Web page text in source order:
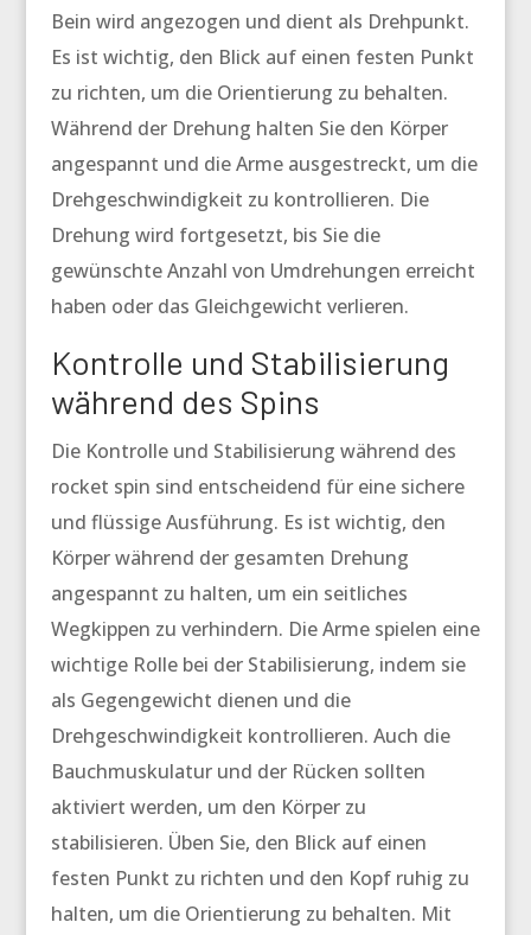
Bein wird angezogen und dient als Drehpunkt.
Es ist wichtig, den Blick auf einen festen Punkt
zu richten, um die Orientierung zu behalten.
Während der Drehung halten Sie den Körper
angespannt und die Arme ausgestreckt, um die
Drehgeschwindigkeit zu kontrollieren. Die
Drehung wird fortgesetzt, bis Sie die
gewünschte Anzahl von Umdrehungen erreicht
haben oder das Gleichgewicht verlieren.
Kontrolle und Stabilisierung
während des Spins
Die Kontrolle und Stabilisierung während des
rocket spin sind entscheidend für eine sichere
und flüssige Ausführung. Es ist wichtig, den
Körper während der gesamten Drehung
angespannt zu halten, um ein seitliches
Wegkippen zu verhindern. Die Arme spielen eine
wichtige Rolle bei der Stabilisierung, indem sie
als Gegengewicht dienen und die
Drehgeschwindigkeit kontrollieren. Auch die
Bauchmuskulatur und der Rücken sollten
aktiviert werden, um den Körper zu
stabilisieren. Üben Sie, den Blick auf einen
festen Punkt zu richten und den Kopf ruhig zu
halten, um die Orientierung zu behalten. Mit